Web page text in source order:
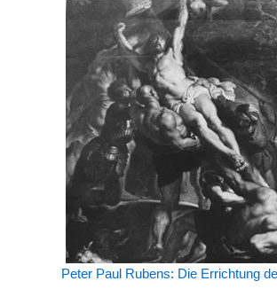
Peter Paul Rubens: Die Errichtung